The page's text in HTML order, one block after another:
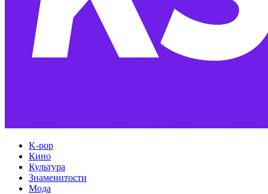
K-pop
Кино
Культура
Знаменитости
Мода